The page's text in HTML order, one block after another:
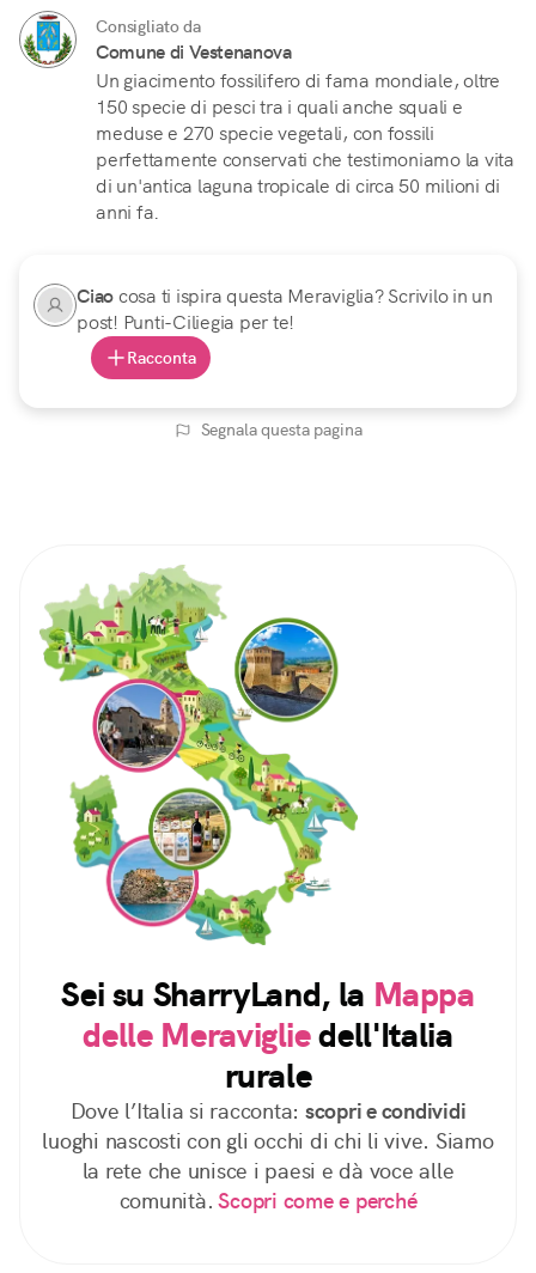
Consigliato da
Comune di Vestenanova
Un giacimento fossilifero di fama mondiale, oltre
150 specie di pesci tra i quali anche squali e
meduse e 270 specie vegetali, con fossili
perfettamente conservati che testimoniamo la vita
di un'antica laguna tropicale di circa 50 milioni di
anni fa.
Ciaocosa ti ispira questa Meraviglia? Scrivilo in un
post! Punti-Ciliegia per te!
Racconta
Segnala questa pagina
Sei su SharryLand, la Mappa
delle Meravigliedell'Italia
rurale
Dove l’Italia si racconta: scopri e condividi
luoghi nascosti con gli occhi di chi li vive. Siamo
la rete che unisce i paesi e dà voce alle
comunità. Scopri come e perché